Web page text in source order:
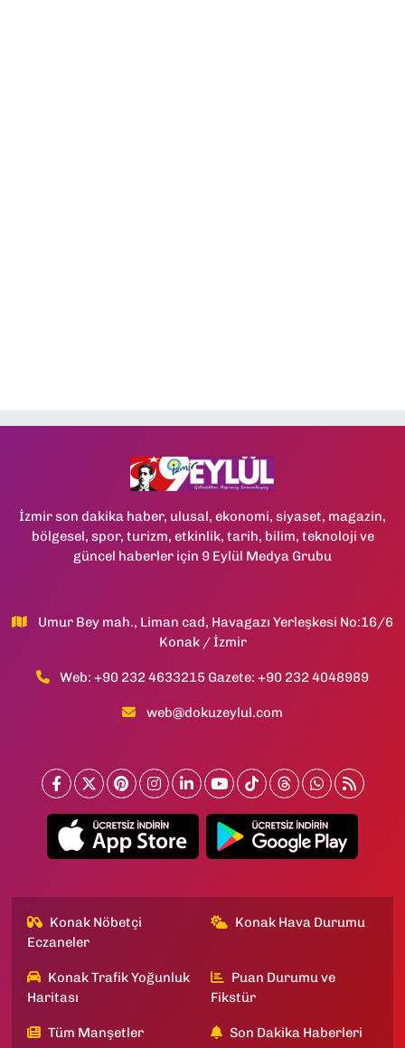
İzmir son dakika haber, ulusal, ekonomi, siyaset, magazin,
bölgesel, spor, turizm, etkinlik, tarih, bilim, teknoloji ve
güncel haberler için 9 Eylül Medya Grubu
Umur Bey mah., Liman cad, Havagazı Yerleşkesi No:16/6
Konak / İzmir
Web: +90 232 4633215 Gazete: +90 232 4048989
web@dokuzeylul.com
Konak Nöbetçi
Eczaneler
Konak Hava Durumu
Konak Trafik Yoğunluk
Haritası
Puan Durumu ve
Fikstür
Tüm Manşetler Son Dakika Haberleri